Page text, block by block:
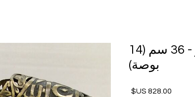
كافتان نحاسي فاخر - 36 سم (14
بوصة)
السعر